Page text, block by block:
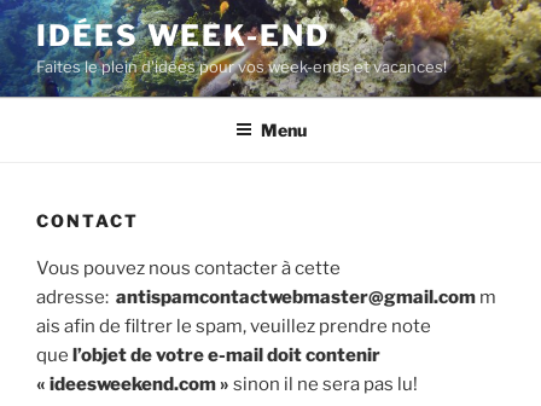
Aller
au
contenu
principal
IDÉES WEEK-END
Faites le plein d'idées pour vos week-ends et vacances!
Menu
CONTACT
Vous pouvez nous contacter à cette
adresse: antispamcontactwebmaster@gmail.com m
ais afin de filtrer le spam, veuillez prendre note
que l’objet de votre e-mail doit contenir
« ideesweekend.com » sinon il ne sera pas lu!